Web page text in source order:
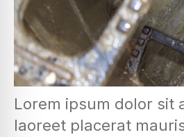
Lorem ipsum dolor sit
laoreet placerat